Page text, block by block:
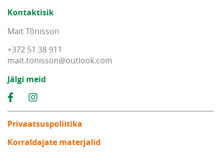
Kontaktisik
Mait Tõnisson
+372 51 38 911
mait.tonisson@outlook.com
Jälgi meid
Privaatsuspoliitika
Korraldajate materjalid